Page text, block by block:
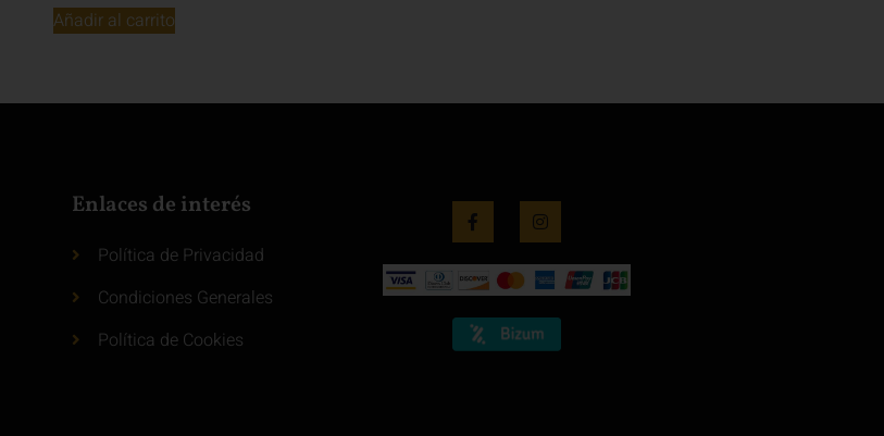
Añadir al carrito
Enlaces de interés
Política de Privacidad
Condiciones Generales
Política de Cookies